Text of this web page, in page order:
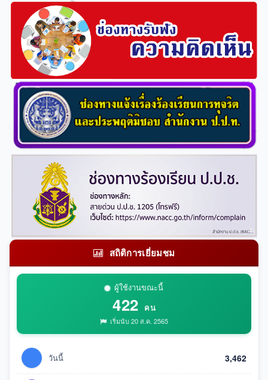
สถิติการเยี่ยมชม
ผู้ใช้งานขณะนี้
422 คน
เริ่มนับ 20 ส.ค. 2565
วันนี้ 3,462